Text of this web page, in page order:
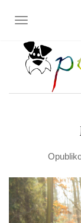
TOGGLE